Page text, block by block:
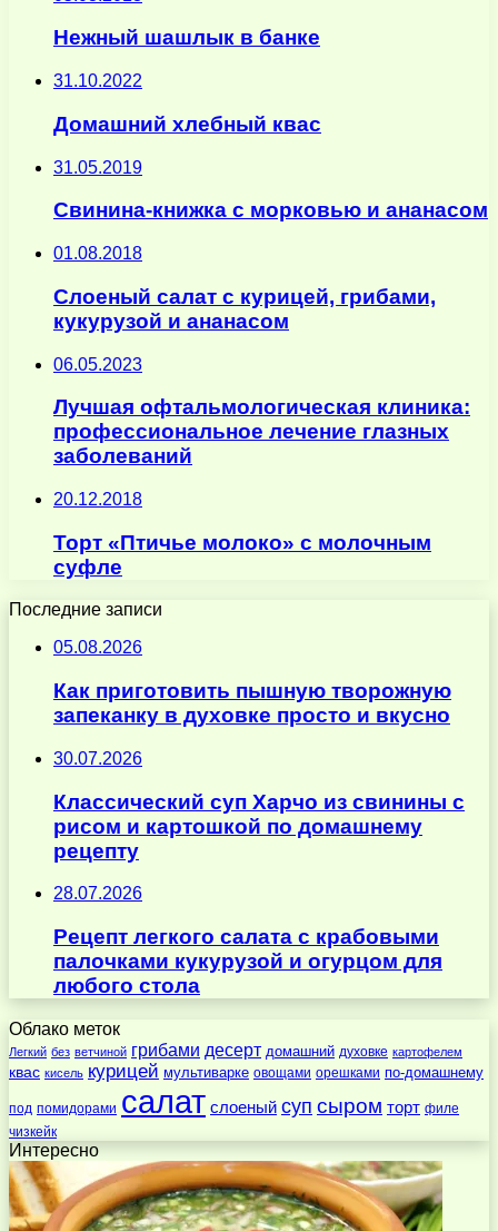
Нежный шашлык в банке
31.10.2022
Домашний хлебный квас
31.05.2019
Свинина-книжка с морковью и ананасом
01.08.2018
Слоеный салат с курицей, грибами,
кукурузой и ананасом
06.05.2023
Лучшая офтальмологическая клиника:
профессиональное лечение глазных
заболеваний
20.12.2018
Торт «Птичье молоко» с молочным
суфле
Последние записи
05.08.2026
Как приготовить пышную творожную
запеканку в духовке просто и вкусно
30.07.2026
Классический суп Харчо из свинины с
рисом и картошкой по домашнему
рецепту
28.07.2026
Рецепт легкого салата с крабовыми
палочками кукурузой и огурцом для
любого стола
Облако меток
Легкий без ветчиной грибами десерт домашний духовке картофелем
квас кисель курицей мультиварке овощами орешками по-домашнему
под помидорами салат слоеный суп сыром торт филе
чизкейк
Интересно